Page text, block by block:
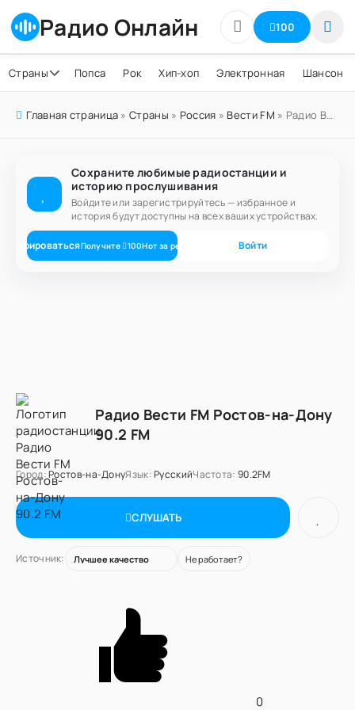
Радио Онлайн 100
Страны Попса Рок Хип-хоп Электронная Шансон
Главная страница »Страны » Россия » Вести FM » Радио Вести FM Ростов-на-Дону 90.2 FM
Сохраните любимые радиостанции и
историю прослушивания
Войдите или зарегистрируйтесь — избранное и
история будут доступны на всех ваших устройствах.
Получите 100Нот за регистрацию Войти
Радио Вести FM Ростов-на-Дону
90.2 FM
Город:Ростов-на-ДонуЯзык:РусскийЧастота: 90.2FM
СЛУШАТЬ
Источник: Не работает?
0